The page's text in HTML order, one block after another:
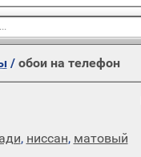
/ обои на телефон
, ниссан, матовый